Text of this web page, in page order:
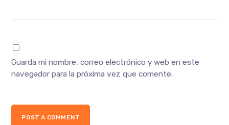
Guarda mi nombre, correo electrónico y web en este
navegador para la próxima vez que comente.
POST A COMMENT